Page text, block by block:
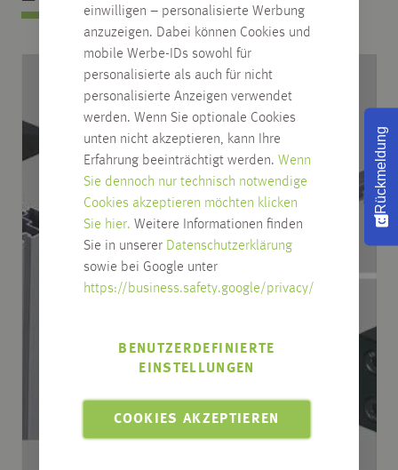
einwilligen – personalisierte Werbung
anzuzeigen. Dabei können Cookies und
mobile Werbe-IDs sowohl für
personalisierte als auch für nicht
personalisierte Anzeigen verwendet
werden. Wenn Sie optionale Cookies
unten nicht akzeptieren, kann Ihre
Erfahrung beeinträchtigt werden. Wenn
Sie dennoch nur technisch notwendige
Cookies akzeptieren möchten klicken
Sie hier. Weitere Informationen finden
Sie in unserer Datenschutzerklärung
sowie bei Google unter
https://business.safety.google/privacy/
COOKIES AKZEPTIEREN
BENUTZERDEFINIERTE
EINSTELLUNGEN
Rückmeldung